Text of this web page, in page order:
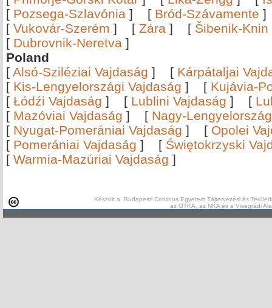
[ Pozsega-Szlavónia ] [ Bród-Szávamente
[ Vukovár-Szerém ] [ Zára ] [ Šibenik-Knin
[ Dubrovnik-Neretva ]
Poland
[ Alsó-Sziléziai Vajdaság ] [ Kárpátaljai
[ Kis-Lengyelországi Vajdaság ] [ Kujávia-
[ Łódźi Vajdaság ] [ Lublini Vajdaság ] [
[ Mazóviai Vajdaság ] [ Nagy-
[ Nyugat-Pomerániai Vajdaság ] [ Opolei
[ Pomerániai Vajdaság ] [ Świętokrzyski
[ Warmia-Mazúriai Vajdaság ]
Készült a Budapesti Corvinus Egyetem Tájtervezési és
az OTKA, az NKA és a Visegrádi